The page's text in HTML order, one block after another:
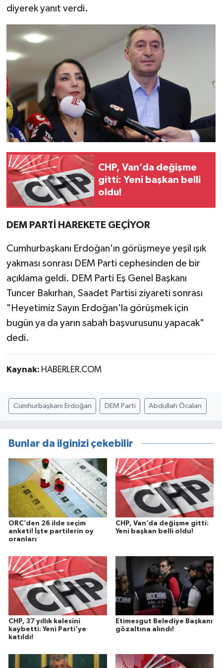
diyerek yanıt verdi.
CHP, Van’da değişme
gitti: Yeni başkan belli
oldu!
DEM PARTİ HAREKETE GEÇİYOR
Cumhurbaşkanı Erdoğan'ın görüşmeye yeşil ışık
yakması sonrası DEM Parti cephesinden de bir
açıklama geldi. DEM Parti Eş Genel Başkanı
Tuncer Bakırhan, Saadet Partisi ziyareti sonrası
"Heyetimiz Sayın Erdoğan'la görüşmek için
bugün ya da yarın sabah başvurusunu yapacak"
dedi.
Kaynak: HABERLER.COM
Cumhurbaşkanı Erdoğan DEM Parti Abdullah Öcalan
Bunlar da ilginizi çekebilir
ORC’den 26 ilde seçim
anketi! İşte partilerin oy
oranları
CHP, Van’da değişme gitti:
Yeni başkan belli oldu!
CHP, 37 yıllık kalesini
kaybetti: Yeni Parti'ye
katıldı!
Etimesgut Belediye Başkanı
gözaltına alındı!